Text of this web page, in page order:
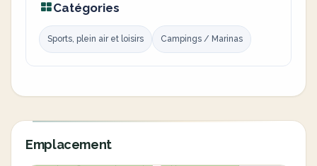
Catégories
Sports, plein air et loisirs Campings / Marinas
Emplacement